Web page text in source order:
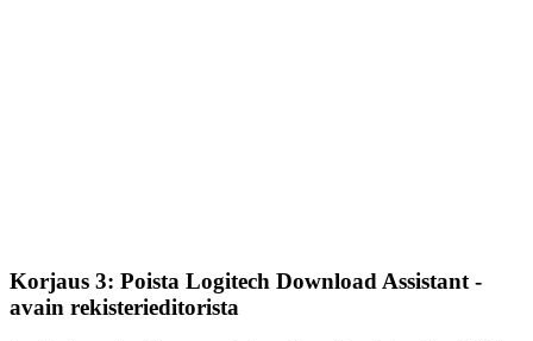
Korjaus 3: Poista Logitech Download Assistant -
avain rekisterieditorista